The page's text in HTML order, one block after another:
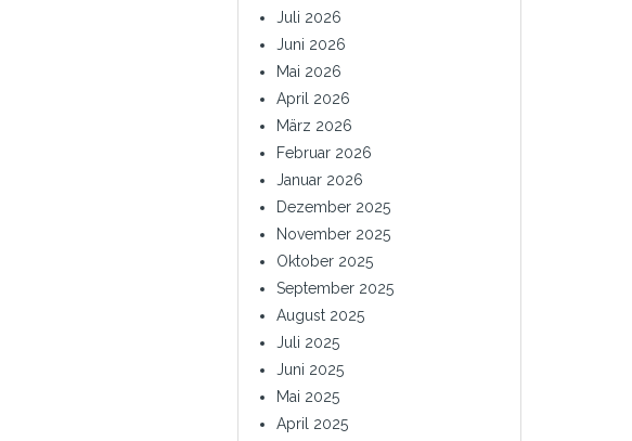
Juli 2026
Juni 2026
Mai 2026
April 2026
März 2026
Februar 2026
Januar 2026
Dezember 2025
November 2025
Oktober 2025
September 2025
August 2025
Juli 2025
Juni 2025
Mai 2025
April 2025